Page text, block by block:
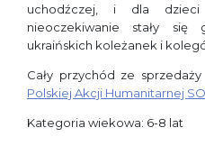
uchodźczej, i dla
nieoczekiwanie stały się
ukraińskich koleżanek i
Cały przychód ze
Polskiej Akcji Humanitarnej
Kategoria wiekowa: 6-8 lat